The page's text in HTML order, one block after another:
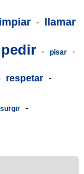
- llamar
pedir - pisar -
respetar -
surgir -